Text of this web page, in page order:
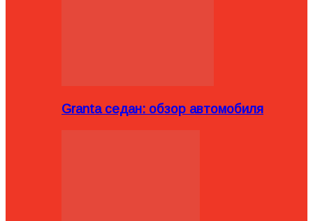
Granta седан: обзор автомобиля